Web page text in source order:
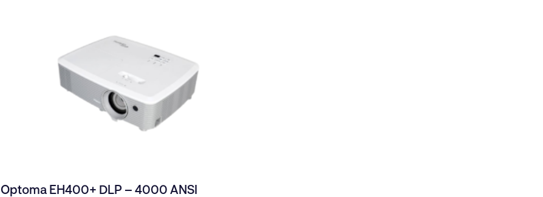
Optoma EH400+ DLP – 4000 ANSI